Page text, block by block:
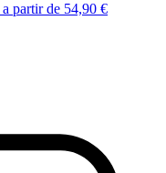
a partir de 54,90 €